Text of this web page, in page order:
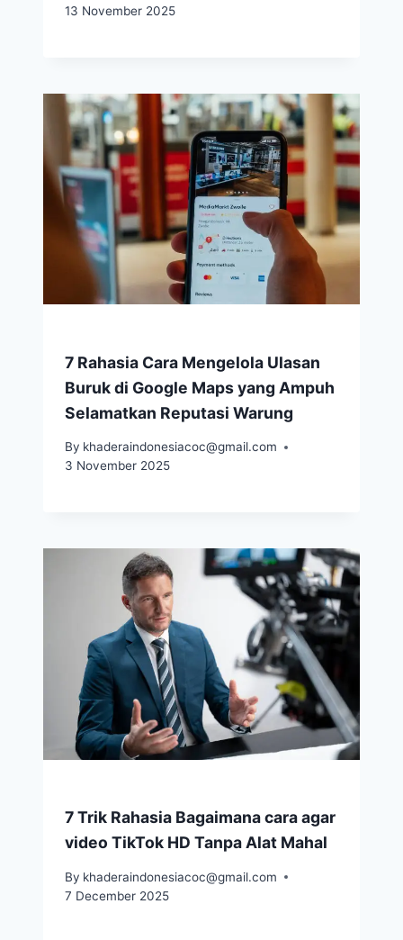
13 November 2025
7 Rahasia Cara Mengelola Ulasan
Buruk di Google Maps yang Ampuh
Selamatkan Reputasi Warung
By khaderaindonesiacoc@gmail.com
3 November 2025
7 Trik Rahasia Bagaimana cara agar
video TikTok HD Tanpa Alat Mahal
By khaderaindonesiacoc@gmail.com
7 December 2025